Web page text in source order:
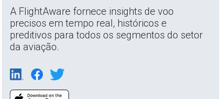
A FlightAware fornece insights de voo
precisos em tempo real, históricos e
preditivos para todos os segmentos do setor
da aviação.